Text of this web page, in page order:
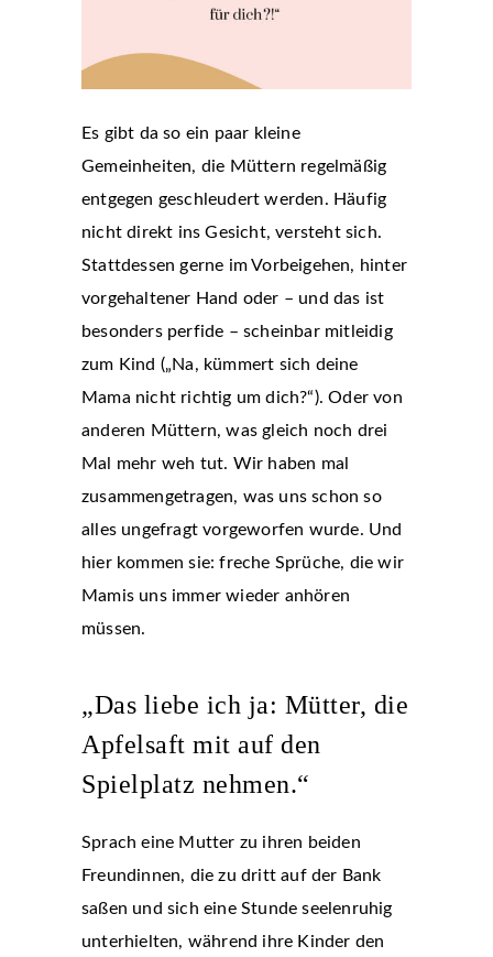
Es gibt da so ein paar kleine
Gemeinheiten, die Müttern regelmäßig
entgegen geschleudert werden. Häufig
nicht direkt ins Gesicht, versteht sich.
Stattdessen gerne im Vorbeigehen, hinter
vorgehaltener Hand oder – und das ist
besonders perfide – scheinbar mitleidig
zum Kind („Na, kümmert sich deine
Mama nicht richtig um dich?“). Oder von
anderen Müttern, was gleich noch drei
Mal mehr weh tut. Wir haben mal
zusammengetragen, was uns schon so
alles ungefragt vorgeworfen wurde. Und
hier kommen sie: freche Sprüche, die wir
Mamis uns immer wieder anhören
müssen.
„Das liebe ich ja: Mütter, die
Apfelsaft mit auf den
Spielplatz nehmen.“
Sprach eine Mutter zu ihren beiden
Freundinnen, die zu dritt auf der Bank
saßen und sich eine Stunde seelenruhig
unterhielten, während ihre Kinder den